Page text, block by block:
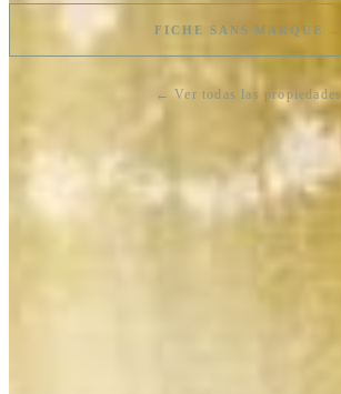
FICHE SANS MARQUE →
← Ver todas las propiedades
PROPRIÉTÉS SIMILAIRES